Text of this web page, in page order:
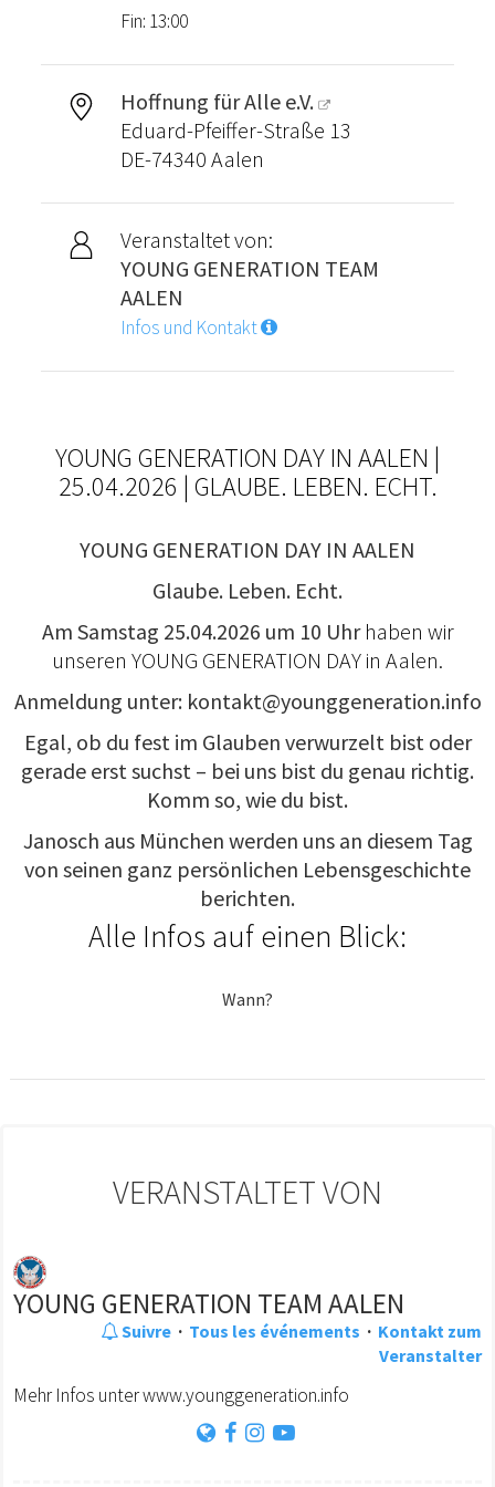
Fin: 13:00
Hoffnung für Alle e.V.
Eduard-Pfeiffer-Straße 13
DE-74340 Aalen
Veranstaltet von:
YOUNG GENERATION TEAM
AALEN
Infos und Kontakt
YOUNG GENERATION DAY IN AALEN |
25.04.2026 | GLAUBE. LEBEN. ECHT.
YOUNG GENERATION DAY IN AALEN
Glaube. Leben. Echt.
Am Samstag 25.04.2026 um 10 Uhrhaben wir
unseren YOUNG GENERATION DAY in Aalen.
Anmeldung unter: kontakt@younggeneration.info
Egal, ob du fest im Glauben verwurzelt bist oder
gerade erst suchst – bei uns bist du genau richtig.
Komm so, wie du bist.
Janosch aus München werden uns an diesem Tag
von seinen ganz persönlichen Lebensgeschichte
berichten.
Alle Infos auf einen Blick:
Wann?
VERANSTALTET VON
YOUNG GENERATION TEAM AALEN
Suivre · Tous les événements · Kontakt zum
Veranstalter
Mehr Infos unter www.younggeneration.info